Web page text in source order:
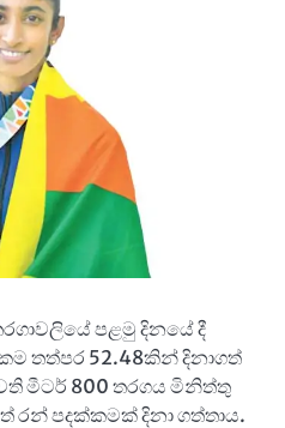
පළමු දිනයේ දී
තත්පර 52.48කින් දිනාගත්
මීටර් 800 තරගය මිනිත්තු
පදක්කමක් දිනා ගත්තාය.